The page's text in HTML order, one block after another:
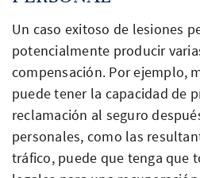
Un caso exitoso de lesiones
potencialmente producir
compensación. Por ejemplo,
puede tener la capacidad de
reclamación al seguro
personales, como las
tráfico, puede que tenga que